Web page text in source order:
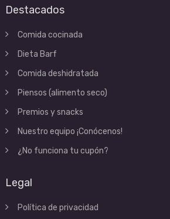
Destacados
Comida cocinada
Dieta Barf
Comida deshidratada
Piensos (alimento seco)
Premios y snacks
Nuestro equipo ¡Conócenos!
¿No funciona tu cupón?
Legal
Política de privacidad